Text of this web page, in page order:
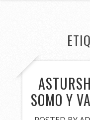
SOMO Y